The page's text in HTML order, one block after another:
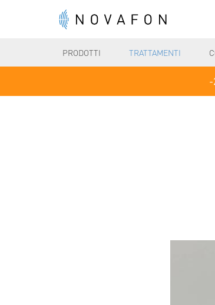
PRODOTTI TRATTAMENTI